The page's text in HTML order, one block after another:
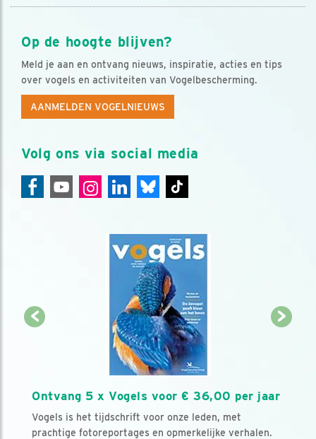
Op de hoogte blijven?
Meld je aan en ontvang nieuws, inspiratie, acties en tips
over vogels en activiteiten van Vogelbescherming.
AANMELDEN VOGELNIEUWS
Volg ons via social media
Ontvang 5 x Vogels voor € 36,00 per jaar
Vogels is het tijdschrift voor onze leden, met
prachtige fotoreportages en opmerkelijke verhalen.